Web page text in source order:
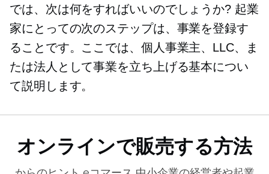
では、次は何をすればいいのでしょうか? 起業
家にとっての次のステップは、事業を登録す
ることです。ここでは、個人事業主、LLC、ま
たは法人として事業を立ち上げる基本につい
て説明します。
オンラインで販売する方法